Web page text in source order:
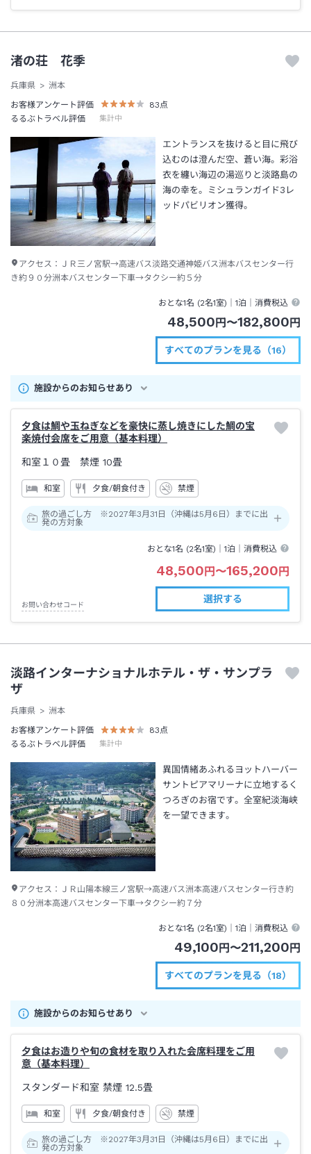
渚の荘 花季
兵庫県
洲本
お客様アンケート評価
83点
るるぶトラベル評価
集計中
エントランスを抜けると目に飛び
込むのは澄んだ空、蒼い海。彩浴
衣を纏い海辺の湯巡りと淡路島の
海の幸を。ミシュランガイド3レ
ッドパビリオン獲得。
アクセス： ＪＲ三ノ宮駅→高速バス淡路交通神姫バス洲本バスセンター行
き約９０分洲本バスセンター下車→タクシー約５分
おとな1名 (2名1室)｜1泊 ｜消費税込
48,500円〜182,800円
すべてのプランを見る（16）
施設からのお知らせあり
夕食は鯛や玉ねぎなどを豪快に蒸し焼きにした鯛の宝
楽焼付会席をご用意（基本料理）
和室１０畳 禁煙 10畳
和室 夕食/朝食付き 禁煙
旅の過ごし方 ※2027年3月31日（沖縄は5月6日）までに出
発の方対象
おとな1名 (2名1室)｜1泊 ｜消費税込
48,500円〜165,200円
お問い合わせコード
選択する
淡路インターナショナルホテル・ザ・サンプラ
ザ
兵庫県
洲本
お客様アンケート評価
83点
るるぶトラベル評価
集計中
異国情緒あふれるヨットハーバー
サントピアマリーナに立地するく
つろぎのお宿です。全室紀淡海峡
を一望できます。
アクセス： ＪＲ山陽本線三ノ宮駅→高速バス洲本高速バスセンター行き約
８０分洲本高速バスセンター下車→タクシー約７分
おとな1名 (2名1室)｜1泊 ｜消費税込
49,100円〜211,200円
すべてのプランを見る（18）
施設からのお知らせあり
夕食はお造りや旬の食材を取り入れた会席料理をご用
意（基本料理）
スタンダード和室 禁煙 12.5畳
和室 夕食/朝食付き 禁煙
旅の過ごし方 ※2027年3月31日（沖縄は5月6日）までに出
発の方対象